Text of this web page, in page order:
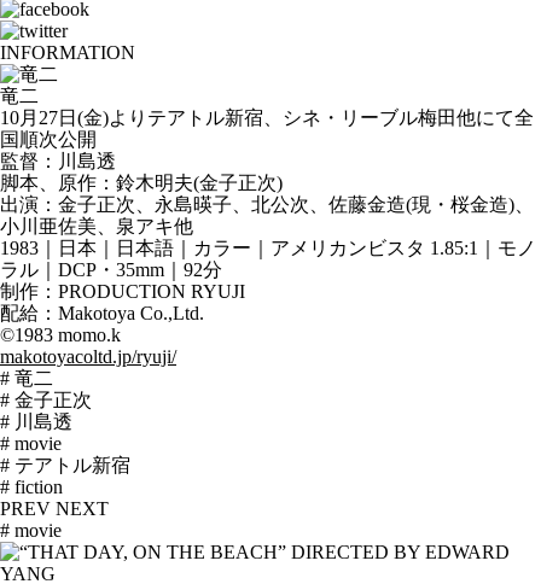
INFORMATION
竜二
10月27日(金)よりテアトル新宿、シネ・リーブル梅田他にて全
国順次公開
監督：川島透
脚本、原作：鈴木明夫(金子正次)
出演：金子正次、永島暎子、北公次、佐藤金造(現・桜金造)、
小川亜佐美、泉アキ他
1983｜日本｜日本語｜カラー｜アメリカンビスタ 1.85:1｜モノ
ラル｜DCP・35mm｜92分
制作：PRODUCTION RYUJI
配給：Makotoya Co.,Ltd.
©1983 momo.k
makotoyacoltd.jp/ryuji/
# 竜二
# 金子正次
# 川島透
# movie
# テアトル新宿
# fiction
PREV NEXT
# movie